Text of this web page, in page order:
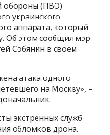
обороны (ПВО)
украинского
аппарата, который
Об этом сообщил мэр
Собянин в своем
атака одного
на Москву», –
экстренных служб
обломков дрона.